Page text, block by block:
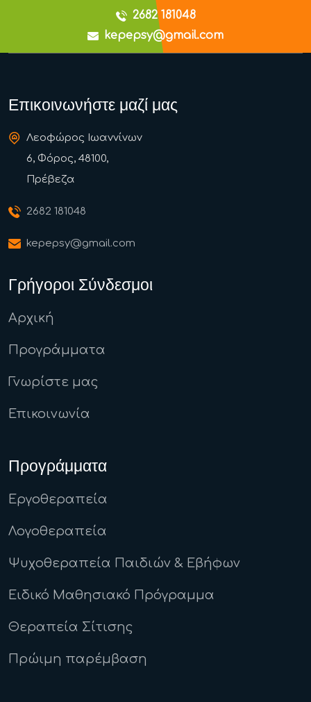
2682 181048
kepepsy@gmail.com
Επικοινωνήστε μαζί μας
Λεοφώρος Ιωαννίνων
6, Φόρος, 48100,
Πρέβεζα
2682 181048
kepepsy@gmail.com
Γρήγοροι Σύνδεσμοι
Αρχική
Προγράμματα
Γνωρίστε μας
Επικοινωνία
Προγράμματα
Εργοθεραπεία
Λογοθεραπεία
Ψυχοθεραπεία Παιδιών & Εβήφων
Ειδικό Μαθησιακό Πρόγραμμα
Θεραπεία Σίτισης
Πρώιμη παρέμβαση